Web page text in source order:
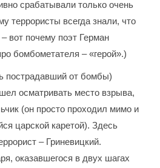
срабатывали только очень
террористы всегда знали, что
вот почему поэт Герман
бомбометателя – «герой».)
пострадавший от бомбы)
осматривать место взрыва,
(он просто проходил мимо и
царской каретой). Здесь
– Гриневицкий.
оказавшегося в двух шагах